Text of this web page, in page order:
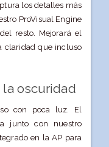
los detalles más
ProVisual Engine
resto. Mejorará el
claridad que incluso
oscuridad
con poca luz. El
junto con nuestro
en la AP para